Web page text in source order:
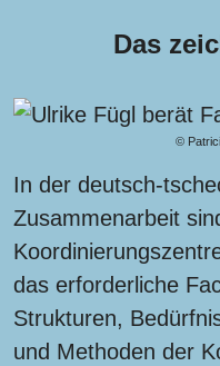
Das
©
In der deutsch-
Zusammenarbeit
das erforderliche
Strukturen,
und Methoden der